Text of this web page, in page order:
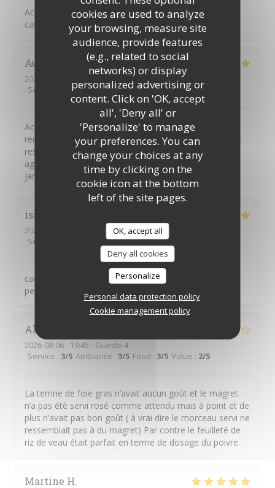
cookies are used to analyze
your browsing, measure site
audience, provide features
(e.g., related to social
networks) or display
personalized advertising or
content. Click on 'OK, accept
all', 'Deny all' or
'Personalize' to manage
your preferences. You can
change your choices at any
time by clicking on the
cookie icon at the bottom
left of the site pages.
OK, accept all
Deny all cookies
Personalize
Personal data protection policy
Cookie management policy
Accueil chaleureux pour se restaurer finement dans un
cadre repli d’odeurs de ce beau jardin
Audrey
2026-08-08
- 19:45 - Guests 5
Service
/5 Ambiance:5/5 Food: 5/5 Value :5
Accueil chaleureux et très professionnel. Je vous
remercie pour vos attentions envers mon fils qui a des
restrictions alimentaires. Nous avons passé un très
agréable moment, suspendu dans le temps. Vue sur le
jardin. Pur moment de détente et de gourmandise.
isabelle
2026-08-03
- 19:30 - Guests 2
Service
Ambiance:5/5 Food:5/5
cadre magnifique avec son jardin, service excellent,
personnel très accueillant, menu top
Alain
2026-08-06- 19:45 - Guests 4
Service : 3/5 Ambiance : 3/5 Food : 3/5 Value : 2/5
La terrine de foie gras n’avait aucun goût et le magret
n’a pas été servi rosé comme attendu mais à point et de
plus n’avait pas bon goût ( à vrai dire le morceau servi ne
ressemblait pas à du magret) Par contre le feuilleté de
riz de veau était parfait en terme de dosage du poivre.
Martine H